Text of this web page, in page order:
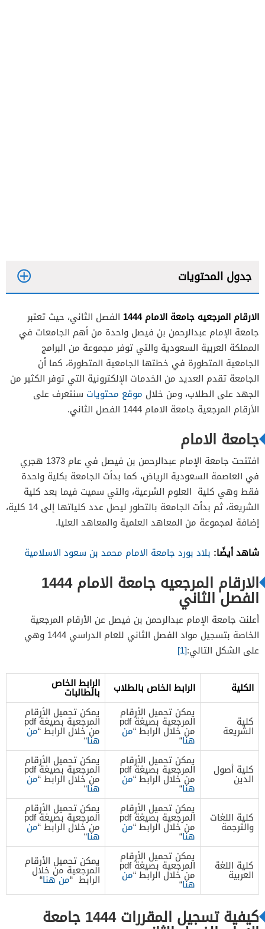
جدول المحتويات
مواعيد التسجيل في الخدمات الذاتية جامعة الإمام
الارقام المرجعيه جامعة الامام 1444
الفصل الثاني، حيث تعتبر
جامعة الإمام عبدالرحمن بن فيصل واحدة من أهم الجامعات في
المملكة العربية السعودية والتي توفر مجموعة من البرامج
الجامعية المتطورة في خطتها الجامعية المتطورة، كما أن
الجامعة تقدم العديد من الخدمات الإلكترونية التي توفر الكثير من
الجهد على الطلاب، ومن خلال موقع محتويات سنتعرف على
الأرقام المرجعية جامعة الامام 1444 الفصل الثاني.
جامعة الامام
افتتحت جامعة الإمام عبدالرحمن بن فيصل في عام 1373 هجري
في العاصمة السعودية الرياض، كما بدأت الجامعة بكلية واحدة
فقط وهي كلية العلوم الشرعية، والتي سميت فيما بعد كلية
الشريعة، ثم بدأت الجامعة بالتطور ليصل عدد كلياتها إلى 14 كلية،
إضافة لمجموعة من المعاهد العلمية والمعاهد العليا.
شاهد أيضًا: بلاد بورد جامعة الامام محمد بن سعود الاسلامية
الارقام المرجعيه جامعة الامام 1444
الفصل الثاني
أعلنت جامعة الإمام عبدالرحمن بن فيصل عن الأرقام المرجعية
الخاصة بتسجيل مواد الفصل الثاني للعام الدراسي 1444 وهي
على الشكل التالي:[1]
الكلية الرابط الخاص بالطلاب الرابط الخاص
بالطالبات
كلية
الشريعة
يمكن تحميل الأرقام
المرجعية بصيغة pdf
من خلال الرابط “من
هنا“
يمكن تحميل الأرقام
المرجعية بصيغة pdf
من خلال الرابط “من
هنا“
كلية أصول
الدين
يمكن تحميل الأرقام
المرجعية بصيغة pdf
من خلال الرابط “من
هنا“
يمكن تحميل الأرقام
المرجعية بصيغة pdf
من خلال الرابط “من
هنا“
كلية اللغات
والترجمة
يمكن تحميل الأرقام
المرجعية بصيغة pdf
من خلال الرابط “من
هنا“
يمكن تحميل الأرقام
المرجعية بصيغة pdf
من خلال الرابط “من
هنا“
كلية اللغة
العربية
يمكن تحميل الأرقام
المرجعية بصيغة pdf
من خلال الرابط “من
هنا“
يمكن تحميل الأرقام
المرجعية من خلال
الرابط “من هنا“
كيفية تسجيل المقررات 1444 جامعة